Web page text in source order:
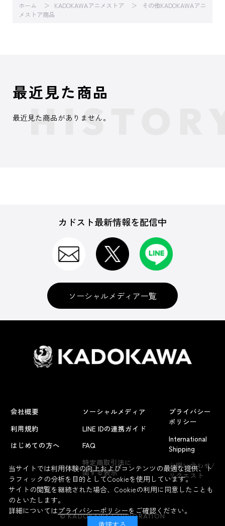
ホーム KADOKAWAアニメストア
その他KADOKAWAアニ
メストア商品
よくあるお問い合わせ
最近見た商品
最近見た商品がありません。
カドスト最新情報を配信中
ソーシャルメディア一覧
会社概要
利用規約
はじめての方へ
ソーシャルメディア
LINE IDの連携ガイド
FAQ
特定商取引法に
関する表示
プライバシー
ポリシー
International
Shipping
お問い合わせ/
リクエスト
© KADOKAWA CORPORATION
当サイトでは利用体験の向上およびコンテンツの最適な提供、ト
ラフィックの分析を目的としてCookieを使用しています。
サイトの閲覧を継続された場合、Cookieの利用に同意したことも
のといたします。
詳細についてはプライバシーポリシーをご確認ください。